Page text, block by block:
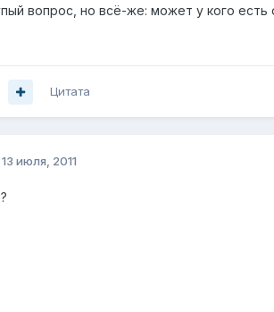
вопрос, но всё-же: может у кого есть
Цитата
13 июля, 2011